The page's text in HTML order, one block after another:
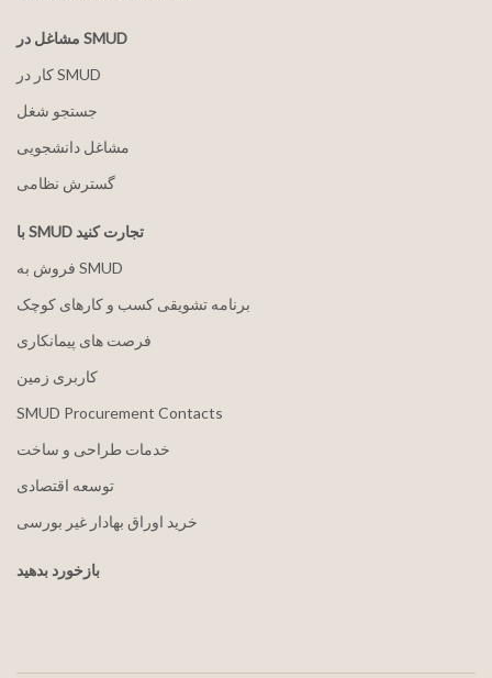
مشاغل در SMUD
کار در SMUD
جستجو شغل
مشاغل دانشجویی
گسترش نظامی
با SMUD تجارت کنید
فروش به SMUD
برنامه تشویقی کسب و کارهای کوچک
فرصت های پیمانکاری
کاربری زمین
SMUD Procurement Contacts
خدمات طراحی و ساخت
توسعه اقتصادی
خرید اوراق بهادار غیر بورسی
بازخورد بدهید